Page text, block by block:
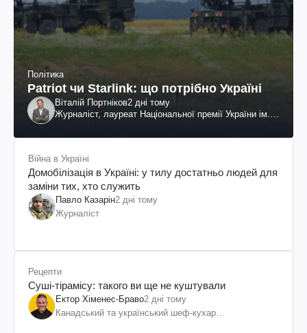
Політика
Patriot чи Starlink: що потрібно Україні
Віталій Портніков2 дні тому
Журналіст, лауреат Національної премії України ім.
Війна в Україні
Домобілізація в Україні: у тилу достатньо людей для
заміни тих, хто служить
Павло Казарін2 дні тому
Журналіст
Рецепти
Суші-тірамісу: такого ви ще не куштували
Ектор Хіменес-Браво2 дні тому
Канадський та український шеф-кухар